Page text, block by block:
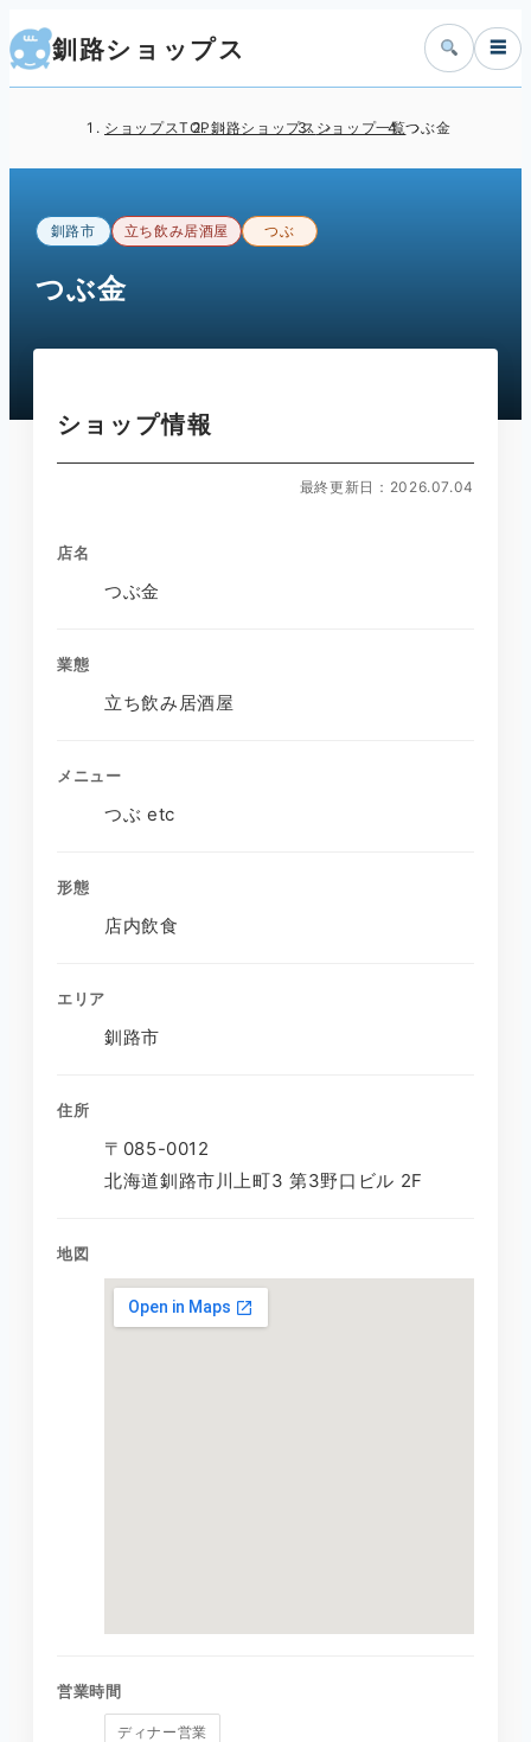
釧路ショップス ☰
ショップスTOP釧路ショップス ショップ一覧つぶ金
釧路市 立ち飲み居酒屋 つぶ
つぶ金
ショップ情報
最終更新日：2026.07.04
店名
つぶ金
業態
立ち飲み居酒屋
メニュー
つぶ etc
形態
店内飲食
エリア
釧路市
住所
〒085-0012
北海道釧路市川上町3 第3野口ビル 2F
地図
営業時間
ディナー営業